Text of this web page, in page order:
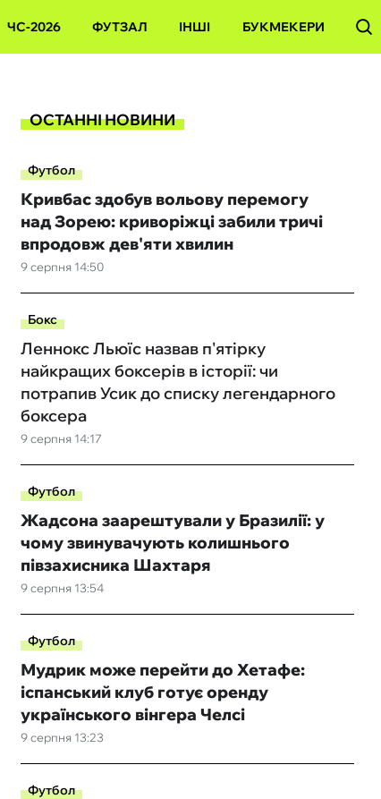
ЧС-2026 ФУТЗАЛ ІНШІ БУКМЕКЕРИ
ОСТАННІ НОВИНИ
Футбол
9 серпня 14:50
Кривбас здобув вольову перемогу
над Зорею: криворіжці забили тричі
впродовж дев'яти хвилин
Бокс
9 серпня 14:17
Леннокс Льюїс назвав п'ятірку
найкращих боксерів в історії: чи
потрапив Усик до списку легендарного
боксера
Футбол
9 серпня 13:54
Жадсона заарештували у Бразилії: у
чому звинувачують колишнього
півзахисника Шахтаря
Футбол
9 серпня 13:23
Мудрик може перейти до Хетафе:
іспанський клуб готує оренду
українського вінгера Челсі
Футбол